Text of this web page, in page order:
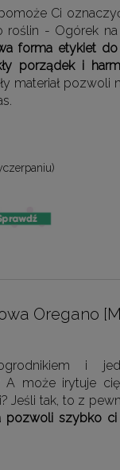
Ci
roślin - Ogórek
forma etykiet
porządek i
materiał pozwoli
Oregano
i
A może irytuje
Jeśli tak, to z
pozwoli szybko